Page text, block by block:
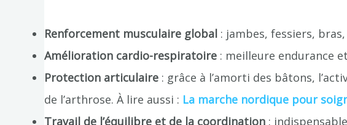
Renforcement musculaire global : jambes, fessiers,
Amélioration cardio-respiratoire : meilleure endurance
Protection articulaire : grâce à l’amorti des bâtons,
de l’arthrose. À lire aussi : La marche nordique pour
Travail de l’équilibre et de la coordination :